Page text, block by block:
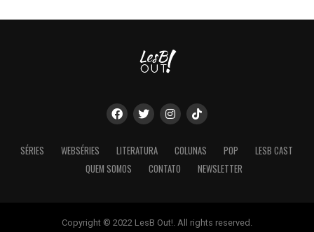
SÉRIES WEBSÉRIES LITERATURA COLUNAS POP
LESB CAST
QUEM SOMOS
CONTATO NEWSLETTER
Copyright © 2022 LesB Out!. All rights reserved.